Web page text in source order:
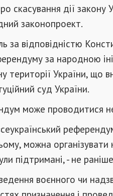
скасування дії
законопроект.
за відповідністю
за народною
території України, що
суд України.
може проводитися
можна організувати
підтримані, - не
воєнного чи